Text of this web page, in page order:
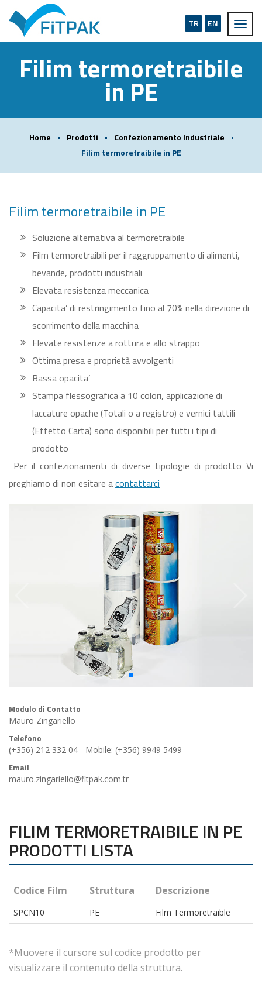
EN
TR
Filim termoretraibile
in PE
Home Prodotti
Confezionamento Industriale
Filim termoretraibile in PE
Filim termoretraibile in PE
Soluzione alternativa al termoretraibile
Film termoretraibili per il raggruppamento di alimenti,
bevande, prodotti industriali
Elevata resistenza meccanica
Capacita’ di restringimento fino al 70% nella direzione di
scorrimento della macchina
Elevate resistenze a rottura e allo strappo
Ottima presa e proprietà avvolgenti
Bassa opacita’
Stampa flessografica a 10 colori, applicazione di
laccature opache (Totali o a registro) e vernici tattili
(Effetto Carta) sono disponibili per tutti i tipi di
prodotto
Per il confezionamenti di diverse tipologie di prodotto Vi
preghiamo di non esitare acontattarci
Modulo di Contatto
Mauro Zingariello
Telefono
(+356) 212 332 04 - Mobile: (+356) 9949 5499
Email
mauro.zingariello@fitpak.com.tr
FILIM TERMORETRAIBILE IN PE
PRODOTTI LISTA
Codice Film Struttura Descrizione
SPCN10 PE Film Termoretraible
*Muovere il cursore sul codice prodotto per
visualizzare il contenuto della struttura.